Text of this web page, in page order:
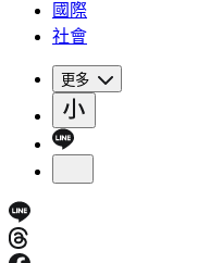
國際
社會
更多